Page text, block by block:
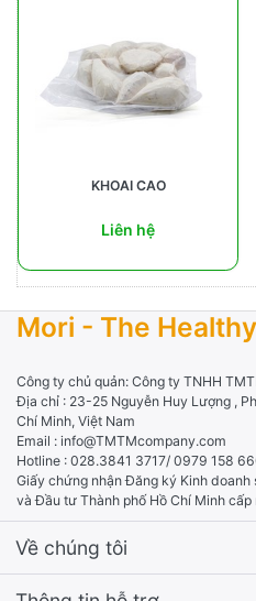
KHOAI CAO
Liên hệ
Mori - The
Công ty chủ quản: Công ty TNHH
Địa chỉ : 23-25 Nguyễn Huy Lượng ,
Chí Minh, Việt Nam
Email : info@TMTMcompany.com
Hotline : 028.3841 3717/ 0979 158
Giấy chứng nhận Đăng ký Kinh doanh
và Đầu tư Thành phố Hồ Chí Minh cấp
Về chúng tôi